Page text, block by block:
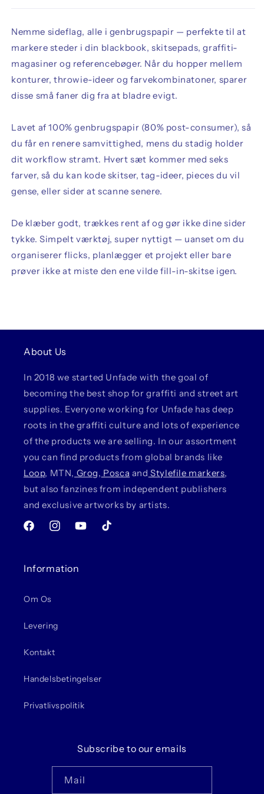
Nemme sideflag, alle i genbrugspapir — perfekte til at
markere steder i din blackbook, skitsepads, graffiti-
magasiner og referencebøger. Når du hopper mellem
konturer, throwie-ideer og farvekombinatoner, sparer
disse små faner dig fra at bladre evigt.
Lavet af 100% genbrugspapir (80% post-consumer), så
du får en renere samvittighed, mens du stadig holder
dit workflow stramt. Hvert sæt kommer med seks
farver, så du kan kode skitser, tag-ideer, pieces du vil
gense, eller sider at scanne senere.
De klæber godt, trækkes rent af og gør ikke dine sider
tykke. Simpelt værktøj, super nyttigt — uanset om du
organiserer flicks, planlægger et projekt eller bare
prøver ikke at miste den ene vilde fill-in-skitse igen.
About Us
In 2018 we started Unfade with the goal of
becoming the best shop for graffiti and street art
supplies. Everyone working for Unfade has deep
roots in the graffiti culture and lots of experience
of the products we are selling. In our assortment
you can find products from global brands like
Loop, MTN, Grog, Posca and Stylefile markers,
but also fanzines from independent publishers
and exclusive artworks by artists.
FacebookInstagramYouTubeTikTok
Information
Om Os
Levering
Kontakt
Handelsbetingelser
Privatlivspolitik
Subscribe to our emails
Mail